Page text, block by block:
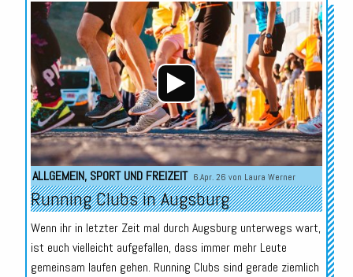
Audio-
Player
ALLGEMEIN, SPORT UND FREIZEIT 6.Apr. 26 von Laura Werner
Running Clubs in Augsburg
Wenn ihr in letzter Zeit mal durch Augsburg unterwegs wart,
ist euch vielleicht aufgefallen, dass immer mehr Leute
gemeinsam laufen gehen. Running Clubs sind gerade ziemlich